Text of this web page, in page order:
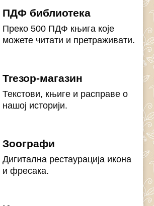
ПДФ библиотека
Преко 500 ПДФ књига које
можете читати и претраживати.
Treзор-магазин
Текстови, књиге и расправе о
нашој историји.
Зоографи
Дигитална рестаурација икона
и фресака.